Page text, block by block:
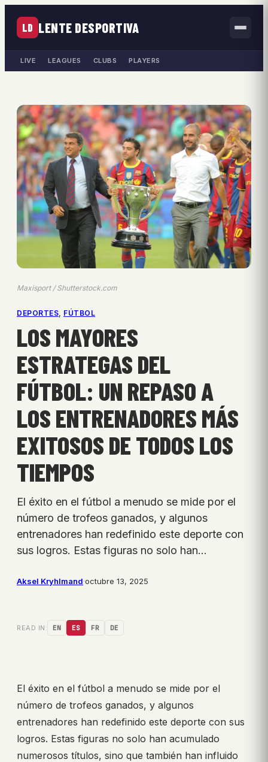
LD LENTE DESPORTIVA
LIVE LEAGUES CLUBS PLAYERS
Maxisport / Shutterstock.com
DEPORTES FÚTBOL
LOS MAYORES
ESTRATEGAS DEL
FÚTBOL: UN REPASO A
LOS ENTRENADORES MÁS
EXITOSOS DE TODOS LOS
TIEMPOS
El éxito en el fútbol a menudo se mide por el
número de trofeos ganados, y algunos
entrenadores han redefinido este deporte con
sus logros. Estas figuras no solo han…
Aksel Kryhlmand·octubre 13, 2025
READ IN: EN ES FR DE
El éxito en el fútbol a menudo se mide por el
número de trofeos ganados, y algunos
entrenadores han redefinido este deporte con sus
logros. Estas figuras no solo han acumulado
numerosos títulos, sino que también han influido